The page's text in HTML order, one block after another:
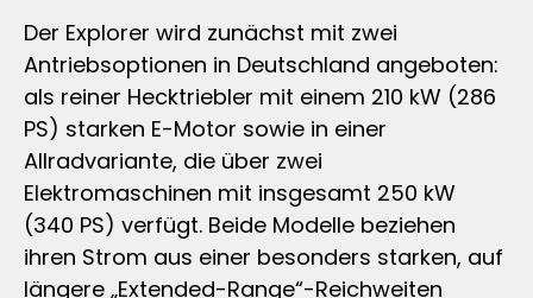
Der Explorer wird zunächst mit zwei
Antriebsoptionen in Deutschland angeboten:
als reiner Hecktriebler mit einem 210 kW (286
PS) starken E-Motor sowie in einer
Allradvariante, die über zwei
Elektromaschinen mit insgesamt 250 kW
(340 PS) verfügt. Beide Modelle beziehen
ihren Strom aus einer besonders starken, auf
längere „Extended-Range“-Reichweiten